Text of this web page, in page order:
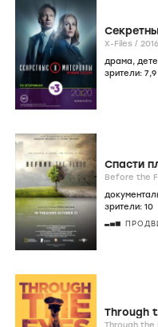
X-Files /
драма,
зрители: 7,9
Спасти
зрители: 10
Through